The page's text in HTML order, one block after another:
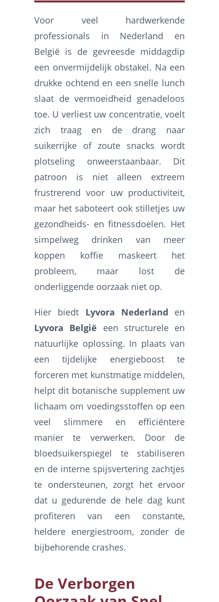
Voor veel hardwerkende
professionals in Nederland en
België is de gevreesde middagdip
een onvermijdelijk obstakel. Na een
drukke ochtend en een snelle lunch
slaat de vermoeidheid genadeloos
toe. U verliest uw concentratie, voelt
zich traag en de drang naar
suikerrijke of zoute snacks wordt
plotseling onweerstaanbaar. Dit
patroon is niet alleen extreem
frustrerend voor uw productiviteit,
maar het saboteert ook stilletjes uw
gezondheids- en fitnessdoelen. Het
simpelweg drinken van meer
koppen koffie maskeert het
probleem, maar lost de
onderliggende oorzaak niet op.
Hier biedt Lyvora Nederland en
Lyvora België een structurele en
natuurlijke oplossing. In plaats van
een tijdelijke energieboost te
forceren met kunstmatige middelen,
helpt dit botanische supplement uw
lichaam om voedingsstoffen op een
veel slimmere en efficiëntere
manier te verwerken. Door de
bloedsuikerspiegel te stabiliseren
en de interne spijsvertering zachtjes
te ondersteunen, zorgt het ervoor
dat u gedurende de hele dag kunt
profiteren van een constante,
heldere energiestroom, zonder de
bijbehorende crashes.
De Verborgen